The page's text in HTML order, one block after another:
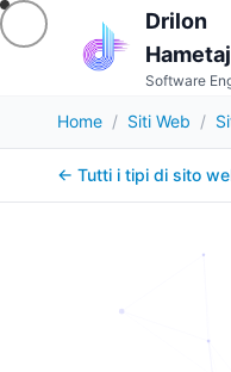
Drilon
Hametaj
Software
Home / Siti Web /
← Tutti i tipi di sito